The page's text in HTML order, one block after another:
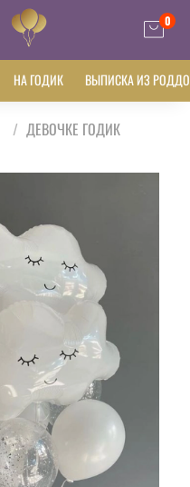
0
НА ГОДИК ВЫПИСКА ИЗ
ДЕВОЧКЕ ГОДИК